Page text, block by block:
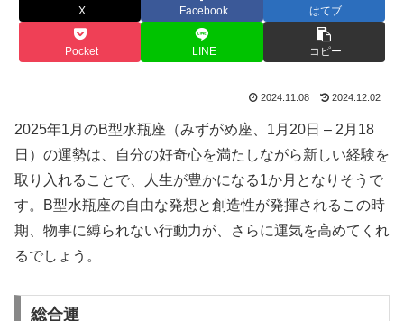
X Facebook はてブ
Pocket LINE コピー
2024.11.08 2024.12.02
2025年1月のB型水瓶座（みずがめ座、1月20日 – 2月18
日）の運勢は、自分の好奇心を満たしながら新しい経験を
取り入れることで、人生が豊かになる1か月となりそうで
す。B型水瓶座の自由な発想と創造性が発揮されるこの時
期、物事に縛られない行動力が、さらに運気を高めてくれ
るでしょう。
総合運